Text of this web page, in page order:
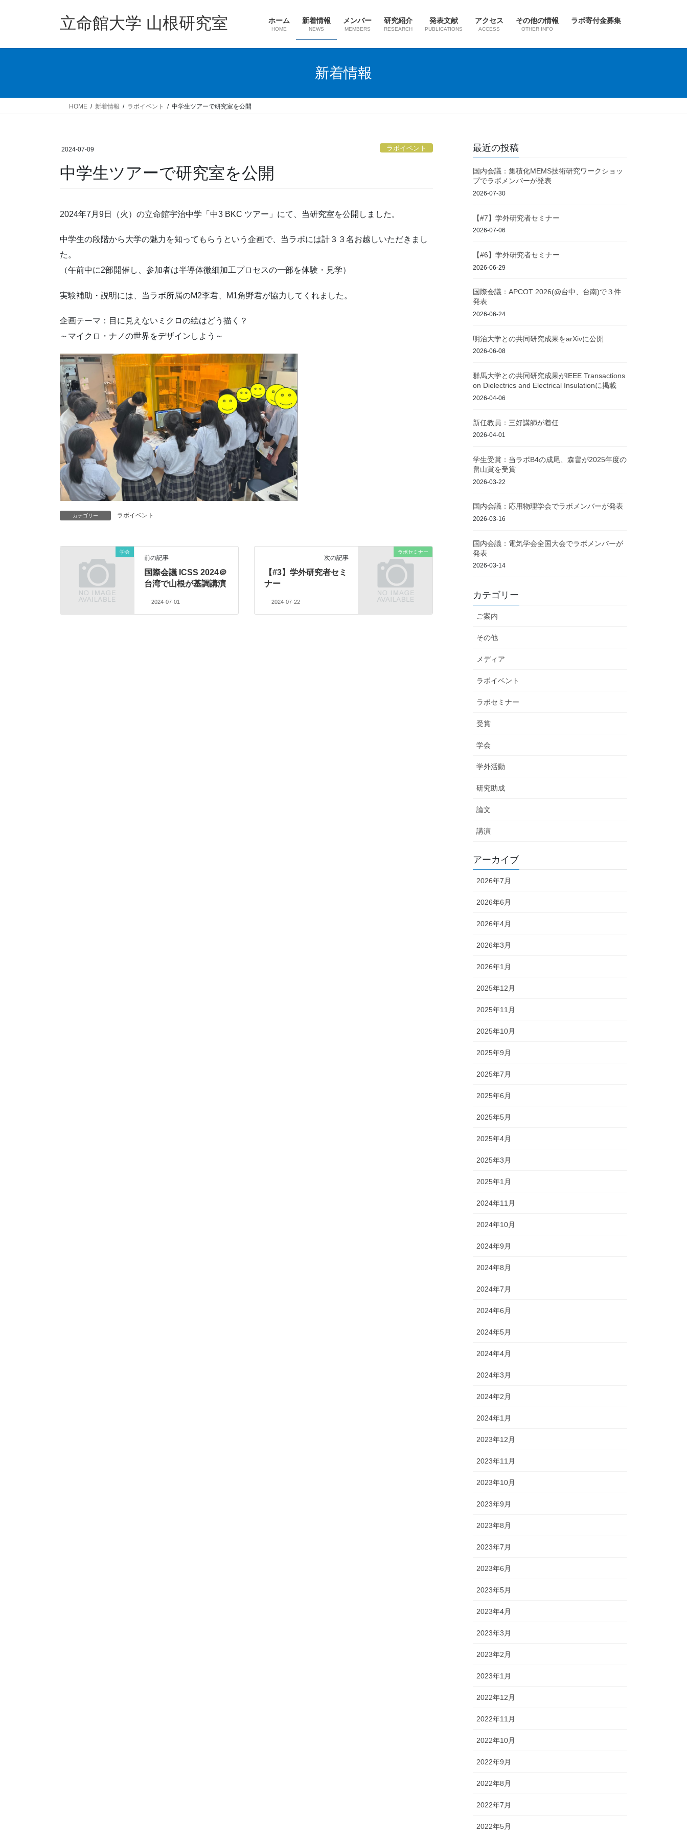
立命館大学 山根研究室 ホーム
HOME
新着情報
NEWS
メンバー
MEMBERS
研究紹介
RESEARCH
発表文献
PUBLICATIONS
アクセス
ACCESS
その他の情報
OTHER INFO
ラボ寄付金募集
新着情報
HOME 新着情報 ラボイベント 中学生ツアーで研究室を公開
2024-07-09 ラボイベント
中学生ツアーで研究室を公開
2024年7月9日（火）の立命館宇治中学「中3 BKC ツアー」にて、当研究室を公開しました。
中学生の段階から大学の魅力を知ってもらうという企画で、当ラボには計３３名お越しいただきまし
た。
（午前中に2部開催し、参加者は半導体微細加工プロセスの一部を体験・見学）
実験補助・説明には、当ラボ所属のM2李君、M1角野君が協力してくれました。
企画テーマ：目に見えないミクロの絵はどう描く？
～マイクロ・ナノの世界をデザインしよう～
カテゴリー ラボイベント
学会
前の記事
国際会議 ICSS 2024＠
台湾で山根が基調講演
2024-07-01
ラボセミナー
次の記事
【#3】学外研究者セミ
ナー
2024-07-22
最近の投稿
国内会議：集積化MEMS技術研究ワークショッ
プでラボメンバーが発表
2026-07-30
【#7】学外研究者セミナー
2026-07-06
【#6】学外研究者セミナー
2026-06-29
国際会議：APCOT 2026(@台中、台南)で３件
発表
2026-06-24
明治大学との共同研究成果をarXivに公開
2026-06-08
群馬大学との共同研究成果がIEEE Transactions
on Dielectrics and Electrical Insulationに掲載
2026-04-06
新任教員：三好講師が着任
2026-04-01
学生受賞：当ラボB4の成尾、森畠が2025年度の
畠山賞を受賞
2026-03-22
国内会議：応用物理学会でラボメンバーが発表
2026-03-16
国内会議：電気学会全国大会でラボメンバーが
発表
2026-03-14
カテゴリー
ご案内
その他
メディア
ラボイベント
ラボセミナー
受賞
学会
学外活動
研究助成
論文
講演
アーカイブ
2026年7月
2026年6月
2026年4月
2026年3月
2026年1月
2025年12月
2025年11月
2025年10月
2025年9月
2025年7月
2025年6月
2025年5月
2025年4月
2025年3月
2025年1月
2024年11月
2024年10月
2024年9月
2024年8月
2024年7月
2024年6月
2024年5月
2024年4月
2024年3月
2024年2月
2024年1月
2023年12月
2023年11月
2023年10月
2023年9月
2023年8月
2023年7月
2023年6月
2023年5月
2023年4月
2023年3月
2023年2月
2023年1月
2022年12月
2022年11月
2022年10月
2022年9月
2022年8月
2022年7月
2022年5月